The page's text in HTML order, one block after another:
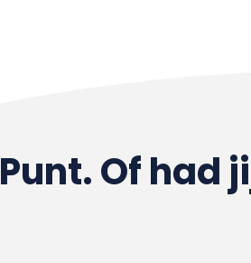
Punt. Of had